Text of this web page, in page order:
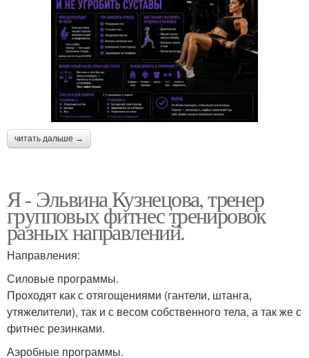
читать дальше →
Я - Эльвина Кузнецова, тренер
групповых фитнес тренировок
разных направлений.
Направления:
Силовые программы.
Проходят как с отягощениями (гантели, штанга,
утяжелители), так и с весом собственного тела, а так же с
фитнес резинками.
Аэробные программы.